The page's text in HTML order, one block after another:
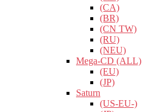
(CA)
(BR)
(CN TW)
(RU)
(NEU)
Mega-CD (ALL)
(EU)
(JP)
Saturn
(US-EU-)